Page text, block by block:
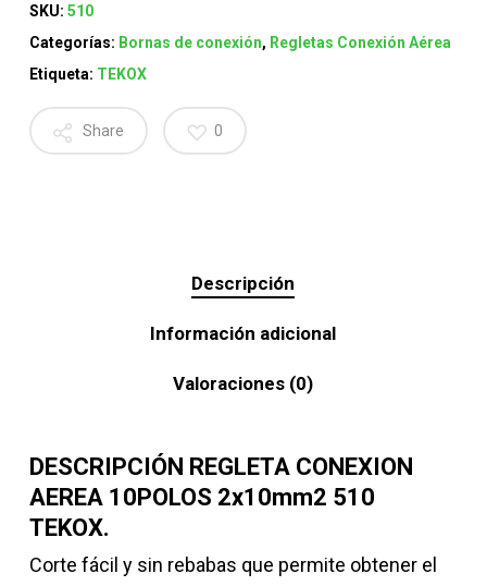
SKU: 510
Categorías: Bornas de conexión, Regletas Conexión Aérea
Etiqueta: TEKOX
Share 0
Descripción
Información adicional
Valoraciones (0)
DESCRIPCIÓN REGLETA CONEXION
AEREA 10POLOS 2x10mm2 510
TEKOX.
Corte fácil y sin rebabas que permite obtener el